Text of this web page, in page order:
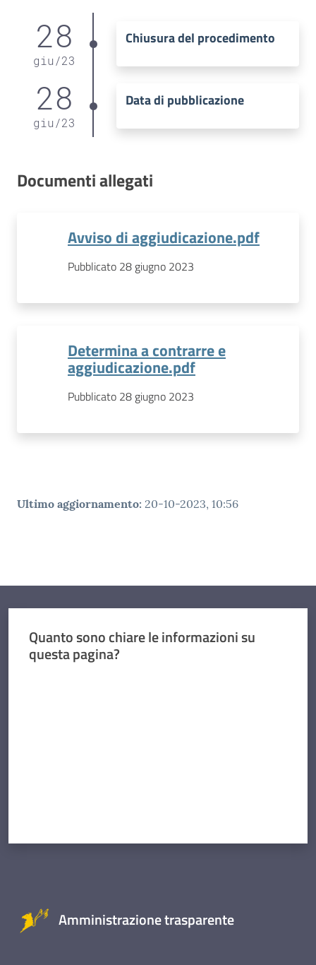
28
giu /23
Chiusura del procedimento
28
giu /23
Data di pubblicazione
Documenti allegati
Avviso di aggiudicazione.pdf
Pubblicato 28 giugno 2023
Determina a contrarre e
aggiudicazione.pdf
Pubblicato 28 giugno 2023
Ultimo aggiornamento: 20-10-2023, 10:56
Quanto sono chiare le informazioni su
questa pagina?
Amministrazione trasparente